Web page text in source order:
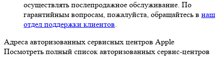
осуществлять послепродажное обслуживание. По
гарантийным вопросам, пожалуйста, обращайтесь в наш
отдел поддержки клиентов.
Адреса авторизованных сервисных центров Apple
Посмотреть полный список авторизованных сервис-центров